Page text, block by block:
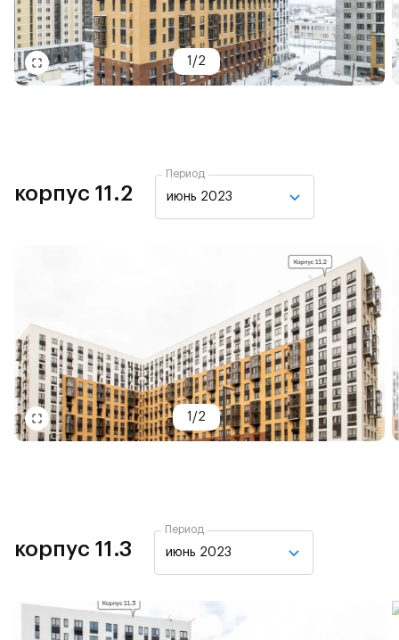
1 /2
корпус 11.2
Период
июнь 2023
1 /2
корпус 11.3
Период
июнь 2023